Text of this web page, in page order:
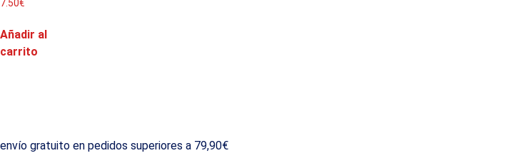
7.50€
Añadir al
carrito
envío gratuito en pedidos superiores a 79,90€